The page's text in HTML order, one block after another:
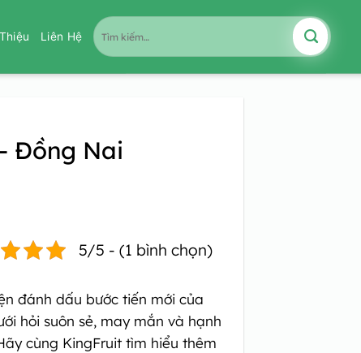
Liên Hệ
Tìm
kiếm:
Đồng Nai
5/5 - (1 bình chọn)
đánh dấu bước tiến mới của
hỏi suôn sẻ, may mắn và hạnh
cùng KingFruit tìm hiểu thêm